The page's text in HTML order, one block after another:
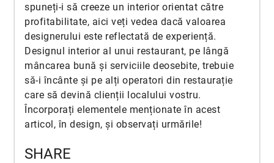
spuneți-i să creeze un interior orientat către
profitabilitate, aici veți vedea dacă valoarea
designerului este reflectată de experiență.
Designul interior al unui restaurant, pe lângă
mâncarea bună și serviciile deosebite, trebuie
să-i încânte și pe alți operatori din restaurație
care să devină clienții localului vostru.
Încorporați elementele menționate în acest
articol, în design, și observați urmările!
SHARE